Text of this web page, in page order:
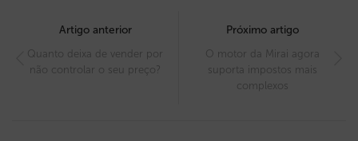
navigation
Artigo anterior
Quanto deixa de vender por
não controlar o seu preço?
Próximo artigo
O motor da Mirai agora
suporta impostos mais
complexos